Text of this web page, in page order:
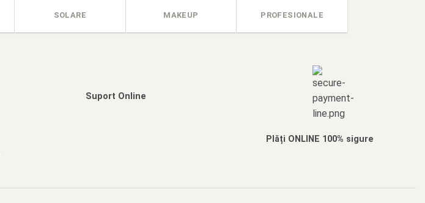
SOLARE MAKEUP PROFESIONALE
Suport Online
Plăți ONLINE 100% sigure